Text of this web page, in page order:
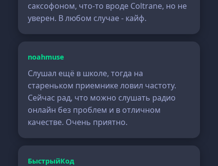
саксофоном, что-то вроде Coltrane, но не
уверен. В любом случае - кайф.
noahmuse
Слушал ещё в школе, тогда на
стареньком приемнике ловил частоту.
Сейчас рад, что можно слушать радио
онлайн без проблем и в отличном
качестве. Очень приятно.
БыстрыйКод